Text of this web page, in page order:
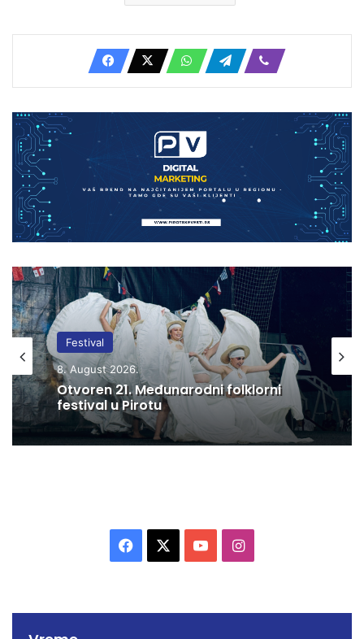
Festival
8. August 2026.
Otvoren 21. Međunarodni folklorni
festival u Pirotu
c
u
I
s